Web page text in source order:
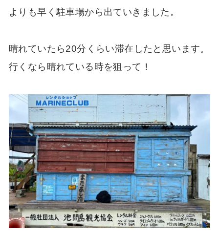
よりも早く駐車場から出ていきました。
晴れていたら20分くらい滞在したと思います。
行くなら晴れている時を狙って！